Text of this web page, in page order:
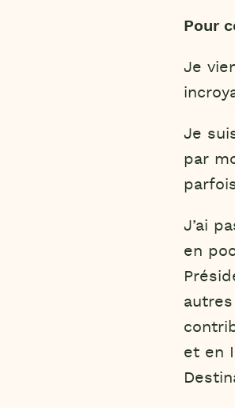
Pour
Je
Je
par
J’ai
en
et en